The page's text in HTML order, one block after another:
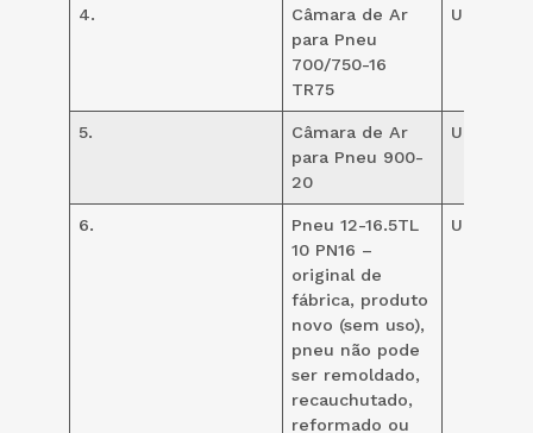
4.
Câmara de Ar
para Pneu
700/750-16
TR75
UND
5.
Câmara de Ar
para Pneu 900-
20
UND
6.
Pneu 12-16.5TL
10 PN16 –
original de
fábrica, produto
novo (sem uso),
pneu não pode
ser remoldado,
recauchutado,
reformado ou
UND